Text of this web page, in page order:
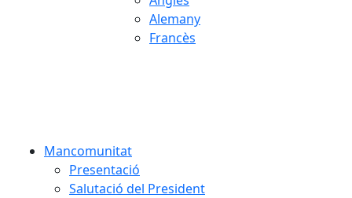
Alemany
Francès
Mancomunitat
Presentació
Salutació del President